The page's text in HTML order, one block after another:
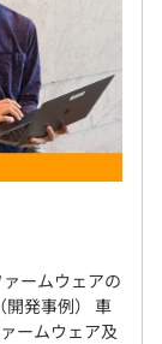
ームウェアの
発事例） 車
ームウェア及